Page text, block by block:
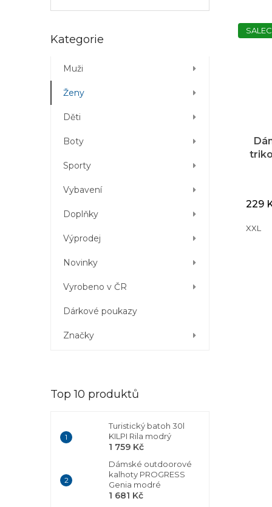
Přeskočit
Kategorie
Muži
Ženy
Děti
Boty
Sporty
Vybavení
Doplňky
Výprodej
Novinky
Vyrobeno v ČR
Dárkové poukazy
Značky
Top 10 produktů
Turistický batoh 30l
KILPI Rila modrý
1 759 Kč
Dámské outdoorové
kalhoty PROGRESS
Genia modré
1 681 Kč
229
XXL